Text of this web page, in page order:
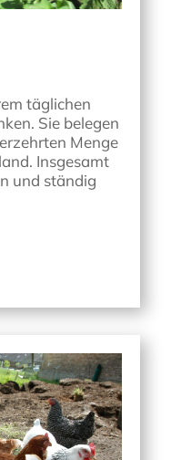
täglichen
Sie belegen
Menge
Insgesamt
und ständig